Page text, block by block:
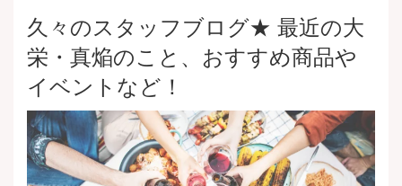
久々のスタッフブログ★ 最近の大
栄・真焔のこと、おすすめ商品や
イベントなど！